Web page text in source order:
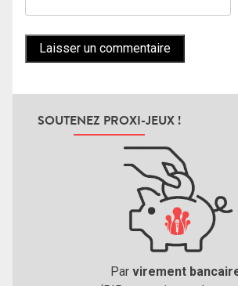
SOUTENEZ PROXI-JEUX !
Par virement